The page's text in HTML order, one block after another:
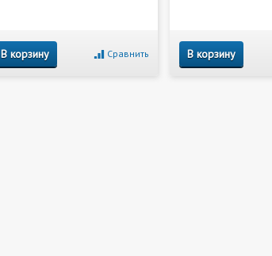
В корзину Сравнить В корзину